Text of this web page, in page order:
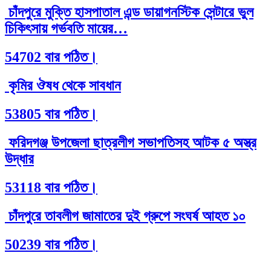
চাঁদপুরে মুক্তি হাসপাতাল এন্ড ডায়াগনস্টিক সেন্টারে ভুল
চিকিৎসায় গর্ভবতি মায়ের…
54702 বার পঠিত।
কৃমির ঔষধ থেকে সাবধান
53805 বার পঠিত।
ফরিদগঞ্জ উপজেলা ছাত্রলীগ সভাপতিসহ আটক ৫ অস্ত্র
উদ্ধার
53118 বার পঠিত।
চাঁদপুরে তাবলীগ জামাতের দুই গ্রুপে সংঘর্ষ আহত ১০
50239 বার পঠিত।